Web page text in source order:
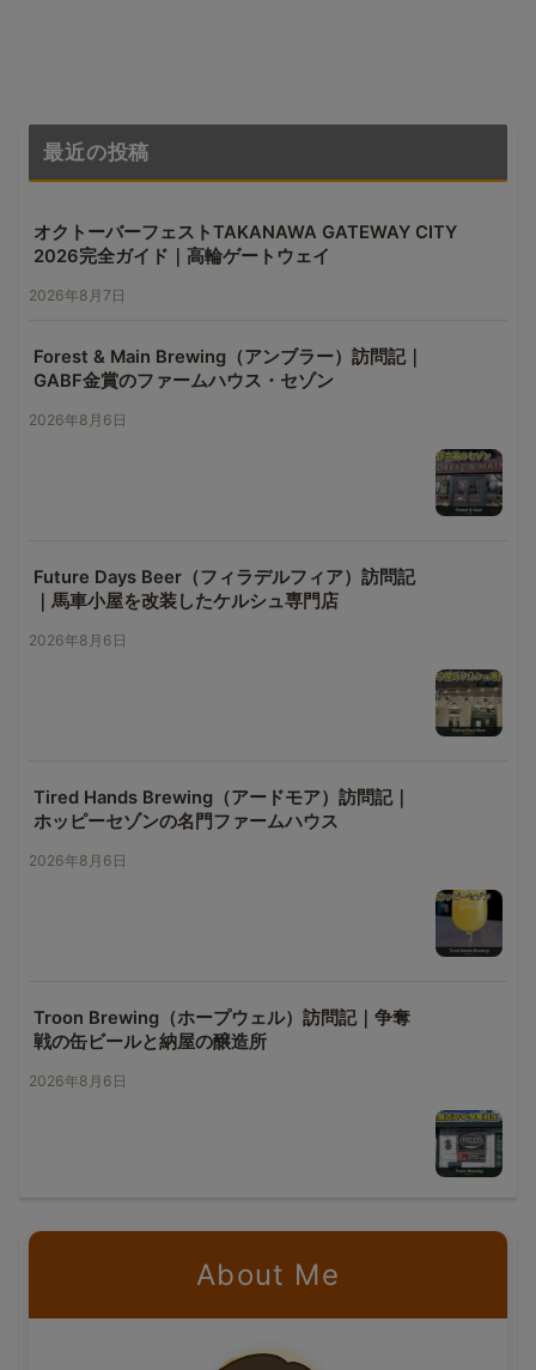
最近の投稿
オクトーバーフェストTAKANAWA GATEWAY CITY
2026完全ガイド｜高輪ゲートウェイ
2026年8月7日
Forest & Main Brewing（アンブラー）訪問記｜
GABF金賞のファームハウス・セゾン
2026年8月6日
Future Days Beer（フィラデルフィア）訪問記
｜馬車小屋を改装したケルシュ専門店
2026年8月6日
Tired Hands Brewing（アードモア）訪問記｜
ホッピーセゾンの名門ファームハウス
2026年8月6日
Troon Brewing（ホープウェル）訪問記｜争奪
戦の缶ビールと納屋の醸造所
2026年8月6日
About Me